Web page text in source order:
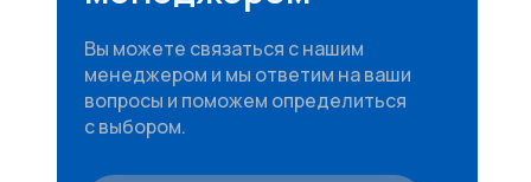
Вы можете связаться с нашим
менеджером и мы ответим на ваши
вопросы и поможем определиться
с выбором.